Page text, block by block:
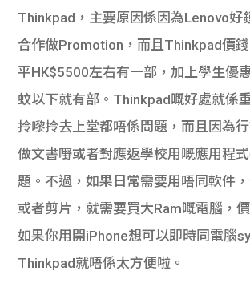
Thinkpad，主要原因係因為Lenovo好
合作做Promotion，而且Thinkpad價
平HK$5500左右有一部，加上學生優
蚊以下就有部。Thinkpad嘅好處就係
拎嚟拎去上堂都唔係問題，而且因為
做文書嘢或者對應返學校用嘅應用程
題。不過，如果日常需要用唔同軟件
或者剪片，就需要買大Ram嘅電腦，
如果你用開iPhone想可以即時同電腦
Thinkpad就唔係太方便啦。